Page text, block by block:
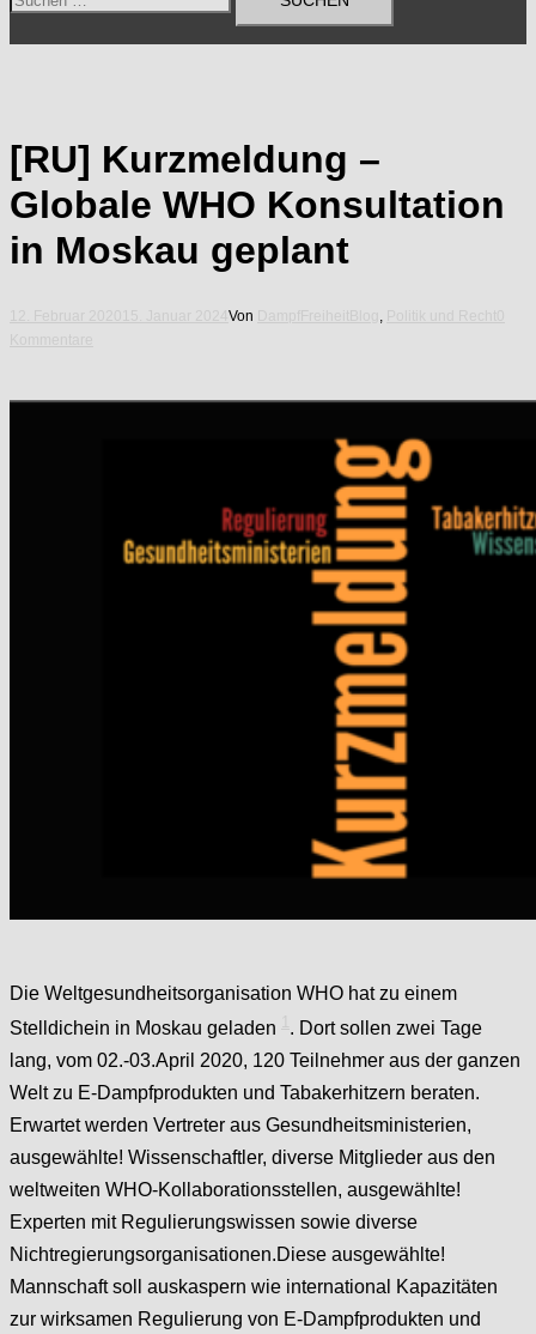
[RU] Kurzmeldung –
Globale WHO Konsultation
in Moskau geplant
Von ,
Die Weltgesundheitsorganisation WHO hat zu einem
Stelldichein in Moskau geladen
. Dort sollen zwei Tage
lang, vom 02.-03.April 2020, 120 Teilnehmer aus der ganzen
Welt zu E-Dampfprodukten und Tabakerhitzern beraten.
Erwartet werden Vertreter aus Gesundheitsministerien,
ausgewählte! Wissenschaftler, diverse Mitglieder aus den
weltweiten WHO-Kollaborationsstellen, ausgewählte!
Experten mit Regulierungswissen sowie diverse
Nichtregierungsorganisationen.Diese ausgewählte!
Mannschaft soll auskaspern wie international Kapazitäten
zur wirksamen Regulierung von E-Dampfprodukten und